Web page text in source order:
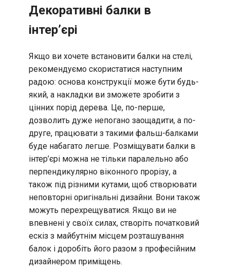
Декоративні балки в
інтер’єрі
Якщо ви хочете встановити балки на стелі,
рекомендуємо скористатися наступним
радою: основа конструкції може бути будь-
який, а накладки ви зможете зробити з
цінних порід дерева. Це, по-перше,
дозволить дуже непогано заощадити, а по-
друге, працювати з такими фальш-балками
буде набагато легше. Розміщувати балки в
інтер’єрі можна не тільки паралельно або
перпендикулярно віконного прорізу, а
також під різними кутами, щоб створювати
неповторні оригінальні дизайни. Вони також
можуть перехрещуватися. Якщо ви не
впевнені у своїх силах, створіть початковий
ескіз з майбутнім місцем розташування
балок і доробіть його разом з професійним
дизайнером приміщень.